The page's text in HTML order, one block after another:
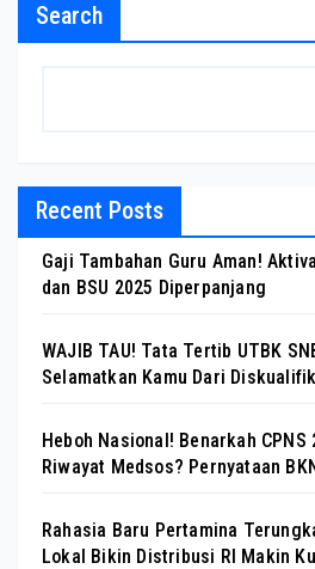
Search
Recent Posts
Gaji Tambahan Guru Aman!
dan BSU 2025 Diperpanjang
WAJIB TAU! Tata Tertib UTBK
Selamatkan Kamu Dari
Heboh Nasional! Benarkah CPNS
Riwayat Medsos? Pernyataan
Rahasia Baru Pertamina
Lokal Bikin Distribusi RI Makin